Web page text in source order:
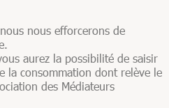
nous efforcerons de
aurez la possibilité de saisir
la consommation dont relève le
des Médiateurs